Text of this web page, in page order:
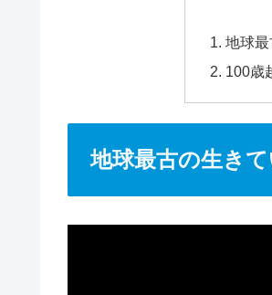
地球
100歳
地球最古の生き